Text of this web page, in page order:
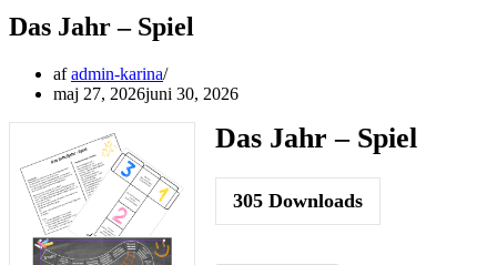
Das Jahr – Spiel
afadmin-karina
maj 27, 2026juni 30, 2026
Das Jahr – Spiel
305Downloads